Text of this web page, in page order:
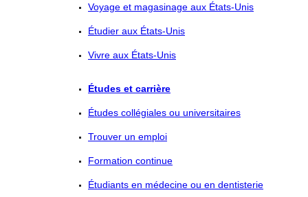
Voyage et magasinage aux États-Unis
Étudier aux États-Unis
Vivre aux États-Unis
Études et carrière
Études collégiales ou universitaires
Trouver un emploi
Formation continue
Étudiants en médecine ou en dentisterie